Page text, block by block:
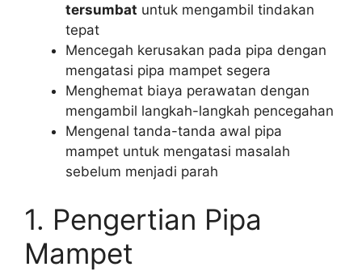
tersumbat untuk mengambil tindakan
tepat
Mencegah kerusakan pada pipa dengan
mengatasi pipa mampet segera
Menghemat biaya perawatan dengan
mengambil langkah-langkah pencegahan
Mengenal tanda-tanda awal pipa
mampet untuk mengatasi masalah
sebelum menjadi parah
1. Pengertian Pipa
Mampet